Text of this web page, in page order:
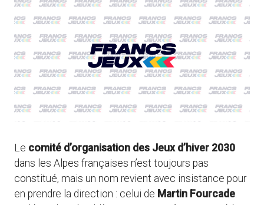
Le comité d’organisation des Jeux d’hiver 2030
dans les Alpes françaises n’est toujours pas
constitué, mais un nom revient avec insistance pour
en prendre la direction : celui de Martin Fourcade.